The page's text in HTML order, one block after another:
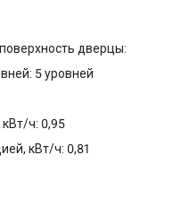
дверцы:
5 уровней
ч: 0,95
кВт/ч: 0,81